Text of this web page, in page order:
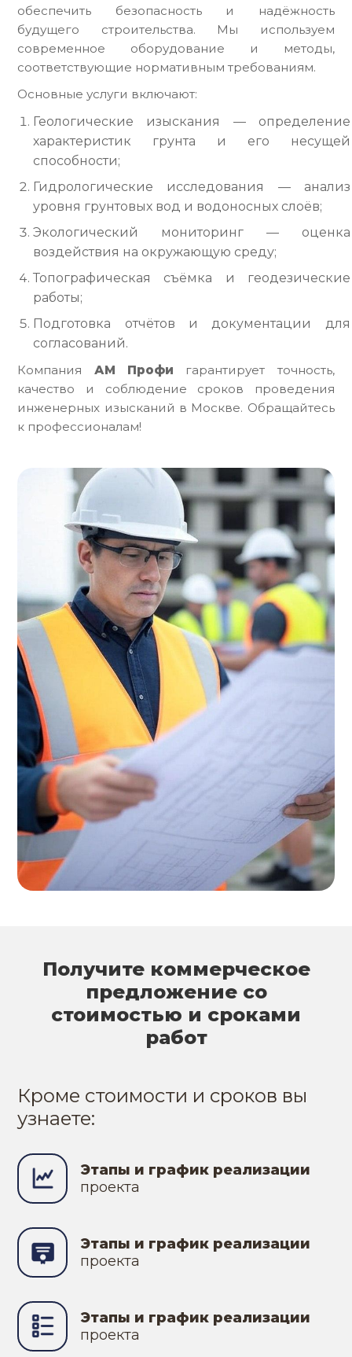
обеспечить безопасность и надёжность
будущего строительства. Мы используем
современное оборудование и методы,
соответствующие нормативным требованиям.
Основные услуги включают:
Геологические изыскания — определение
характеристик грунта и его несущей
способности;
Гидрологические исследования — анализ
уровня грунтовых вод и водоносных слоёв;
Экологический мониторинг — оценка
воздействия на окружающую среду;
Топографическая съёмка и геодезические
работы;
Подготовка отчётов и документации для
согласований.
Компания АМ Профи гарантирует точность,
качество и соблюдение сроков проведения
инженерных изысканий в Москве. Обращайтесь
к профессионалам!
Получите коммерческое
предложение со
стоимостью и сроками
работ
Кроме стоимости и сроков вы
узнаете:
Этапы и график реализации
проекта
Этапы и график реализации
проекта
Этапы и график реализации
проекта